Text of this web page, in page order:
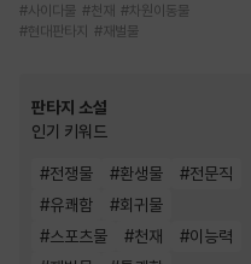
#사이다물 #천재 #차원이동물
#현대판타지 # 재벌물
판타지 소설
인기 키워드
#전쟁물 #환생물 #전문직
#유쾌함 #회귀물
#스포츠물 #천재 #이능력